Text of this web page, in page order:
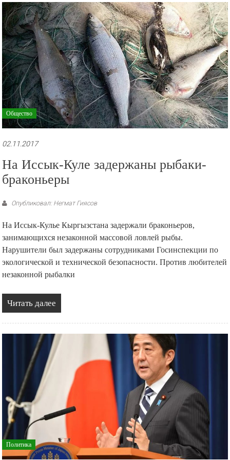
рекламные
ролики
и
презентации.
Общество
02.11.2017
На Иссык-Куле задержаны рыбаки-
браконьеры
Опубликовал: Негмат Гиясов
На Иссык-Кулье Кыргызстана задержали браконьеров,
занимающихся незаконной массовой ловлей рыбы.
Нарушители был задержаны сотрудниками Госинспекции по
экологической и технической безопасности. Против любителей
незаконной рыбалки
Читать далее
Политика